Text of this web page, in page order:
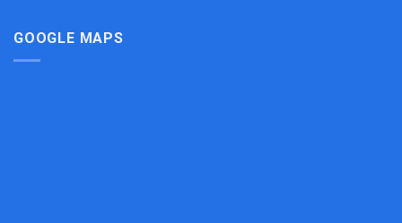
GOOGLE MAPS